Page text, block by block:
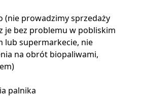
(nie prowadzimy sprzedaży
je bez problemu w pobliskim
lub supermarkecie, nie
na obrót biopaliwami,
palnika